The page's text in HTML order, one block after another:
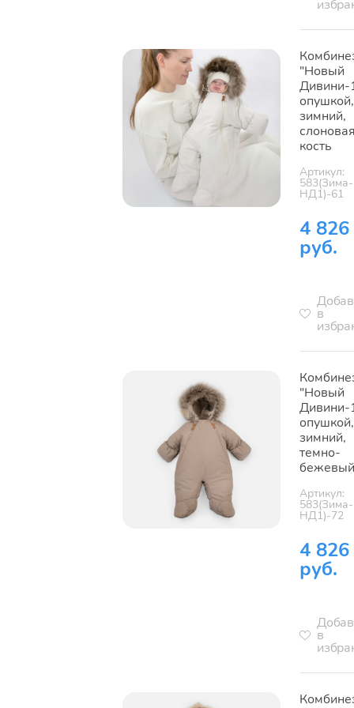
"Новый
Дивини-
опушкой,
зимний,
кость
Артикул:
583(Зима-
НД1)-61
4 826
руб.
в
"Новый
Дивини-
опушкой,
зимний,
темно-
бежевый
Артикул:
583(Зима-
НД1)-72
4 826
руб.
в